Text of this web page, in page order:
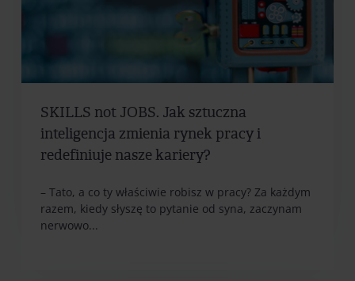
SKILLS not JOBS. Jak sztuczna
inteligencja zmienia rynek pracy i
redefiniuje nasze kariery?
– Tato, a co ty właściwie robisz w pracy? Za każdym
razem, kiedy słyszę to pytanie od syna, zaczynam
nerwowo...